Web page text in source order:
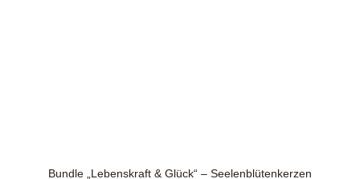
Bundle „Lebenskraft & Glück“ – Seelenblütenkerzen